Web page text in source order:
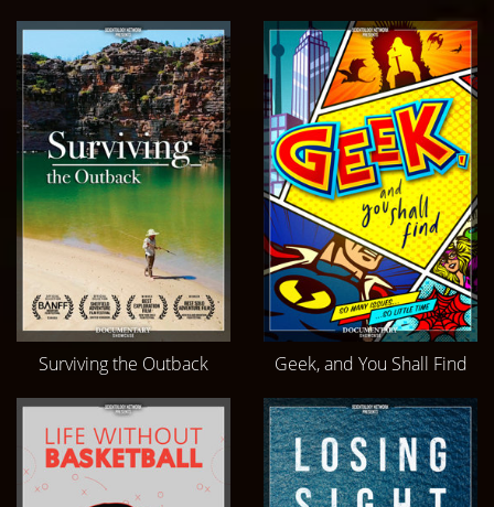
Surviving the Outback Geek, and You Shall Find